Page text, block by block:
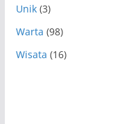
Unik(3)
Warta (98)
Wisata (16)